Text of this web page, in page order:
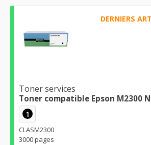
DERNIERS
Toner services
Toner compatible Epson M2300
1
CLASM2300
3000 pages